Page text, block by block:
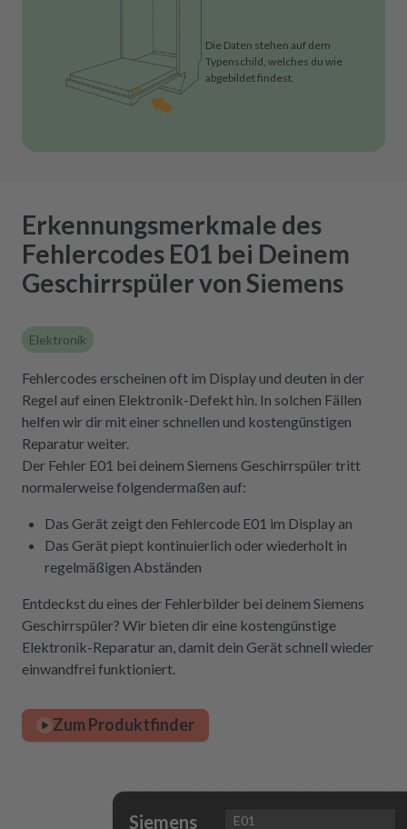
Die Daten stehen auf dem
Typenschild, welches du wie
abgebildet findest.
Erkennungsmerkmale des
Fehlercodes E01 bei Deinem
Geschirrspüler von Siemens
Elektronik
Fehlercodes erscheinen oft im Display und deuten in der
Regel auf einen Elektronik-Defekt hin. In solchen Fällen
helfen wir dir mit einer schnellen und kostengünstigen
Reparatur weiter.
Der Fehler E01 bei deinem Siemens Geschirrspüler tritt
normalerweise folgendermaßen auf:
Das Gerät zeigt den Fehlercode E01 im Display an
Das Gerät piept kontinuierlich oder wiederholt in
regelmäßigen Abständen
Entdeckst du eines der Fehlerbilder bei deinem Siemens
Geschirrspüler? Wir bieten dir eine kostengünstige
Elektronik-Reparatur an, damit dein Gerät schnell wieder
einwandfrei funktioniert.
Zum Produktfinder
Siemens E01